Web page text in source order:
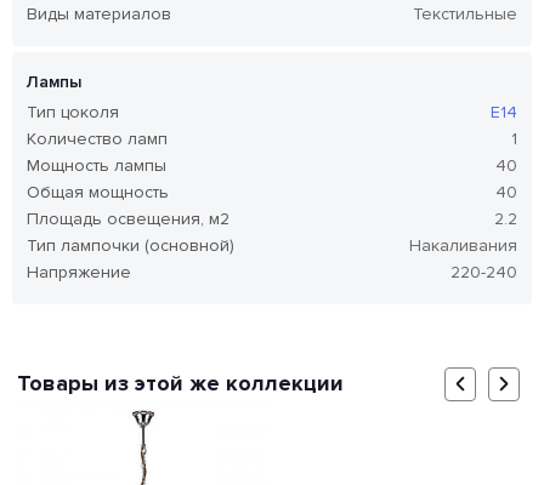
Виды материалов
Текстильные
Лампы
Тип цоколя
E14
Количество ламп
1
Мощность лампы
40
Общая мощность
40
Площадь освещения, м2
2.2
Тип лампочки (основной)
Накаливания
Напряжение
220-240
Товары из этой же коллекции